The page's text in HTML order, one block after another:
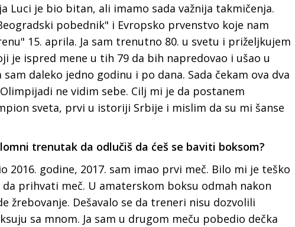
Luci je bio bitan, ali imamo sada važnija takmičenja.
pobednik" i Evropsko prvenstvo koje nam
15. aprila. Ja sam trenutno 80. u svetu i priželjkujem
je ispred mene u tih 79 da bih napredovao i ušao u
daleko jedno godinu i po dana. Sada čekam ova dva
ne vidim sebe. Cilj mi je da postanem
sveta, prvi u istoriji Srbije i mislim da su mi šanse
trenutak da odlučiš da ćeš se baviti boksom?
2016. godine, 2017. sam imao prvi meč. Bilo mi je teško
prihvati meč. U amaterskom boksu odmah nakon
žrebovanje. Dešavalo se da treneri nisu dozvolili
sa mnom. Ja sam u drugom meču pobedio dečka